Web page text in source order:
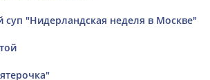
суп "Нидерландская неделя в Москве"